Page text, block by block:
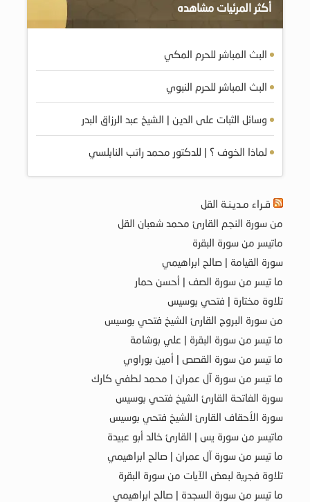
أكثر المرئيات مشاهده
البث المباشر للحرم المكي
البث المباشر للحرم النبوي
وسائل الثبات على الدين | الشيخ عبد الرزاق البدر
لماذا الخوف ؟ | للدكتور محمد راتب النابلسي
قـراء مـديـنـة القل
من سورة النجم القارئ محمد شعبان القل
ماتيسر من سورة البقرة
سورة القيامة | صالح ابراهيمي
ما تيسر من سورة الصف | أحسن حمار
تلاوة مختارة | فتحي بوسيس
من سورة البروج القارئ الشيخ فتحي بوسيس
ما تيسر من سورة البقرة | علي بوشامة
ما تيسر من سورة القصص | أمين بوراوي
ما تيسر من سورة آل عمران | محمد لطفي كارك
سورة الفاتحة القارئ الشيخ فتحي بوسيس
سورة الأحقاف القارئ الشيخ فتحي بوسيس
ماتيسر من سورة يس | القارئ خالد أبو عبيدة
ما تيسر من سورة آل عمران | صالح ابراهيمي
تلاوة فجرية لبعض الآيات من سورة البقرة
ما تيسر من سورة السجدة | صالح ابراهيمي